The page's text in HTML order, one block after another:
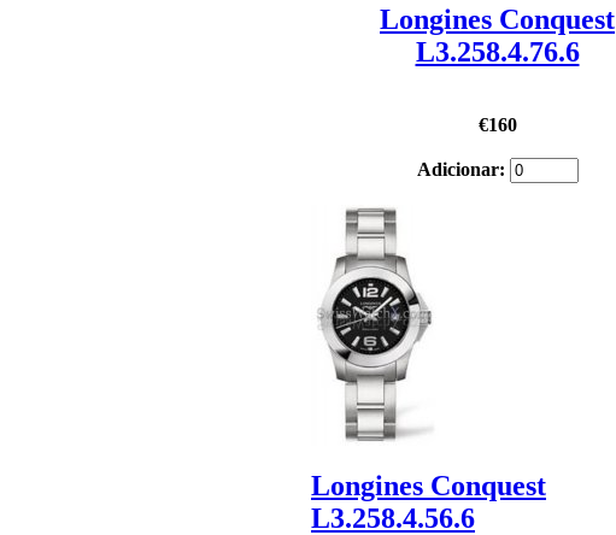
Longines Conquest
L3.258.4.76.6
€160
Adicionar:
Longines Conquest
L3.258.4.56.6